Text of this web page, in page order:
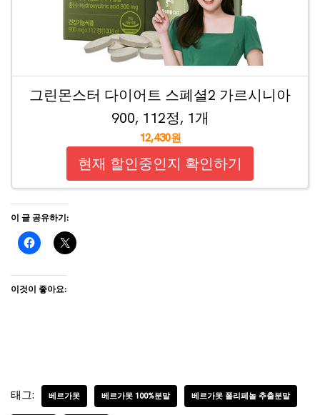
그린몬스터 다이어트 스폐셜2 가르시니아
900, 112정, 1개
12,430원
현재 할인중인지 확인하기
이 글 공유하기:
이것이 좋아요:
태그: 베르가못 베르가못 100%분말 베르가못 폴리페놀 추출분말